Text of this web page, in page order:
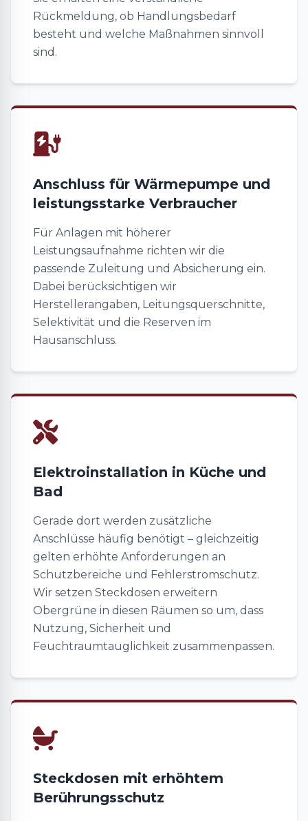
Rückmeldung, ob Handlungsbedarf
besteht und welche Maßnahmen sinnvoll
sind.
Anschluss für Wärmepumpe und
leistungsstarke Verbraucher
Für Anlagen mit höherer
Leistungsaufnahme richten wir die
passende Zuleitung und Absicherung ein.
Dabei berücksichtigen wir
Herstellerangaben, Leitungsquerschnitte,
Selektivität und die Reserven im
Hausanschluss.
Elektroinstallation in Küche und
Bad
Gerade dort werden zusätzliche
Anschlüsse häufig benötigt – gleichzeitig
gelten erhöhte Anforderungen an
Schutzbereiche und Fehlerstromschutz.
Wir setzen Steckdosen erweitern
Obergrüne in diesen Räumen so um, dass
Nutzung, Sicherheit und
Feuchtraumtauglichkeit zusammenpassen.
Steckdosen mit erhöhtem
Berührungsschutz